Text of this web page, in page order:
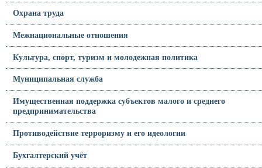
Охрана труда
Межнациональные отношения
Культура, спорт, туризм и молодежная политика
Муниципальная служба
Имущественная поддержка субъектов малого и среднего
предпринимательства
Противодействие терроризму и его идеологии
Бухгалтерский учёт